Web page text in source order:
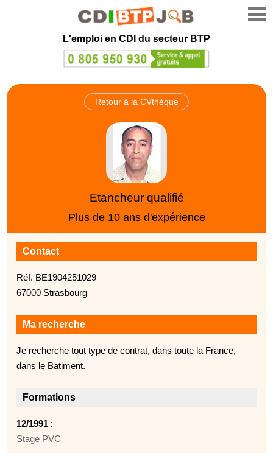
L'emploi en CDI du secteur BTP
Retour à la CVthèque
Etancheur qualifié
Plus de 10 ans d'expérience
Contact
Réf. BE1904251029
67000 Strasbourg
Ma recherche
Je recherche tout type de contrat, dans toute la France,
dans le Batiment.
Formations
12/1991 :
Stage PVC